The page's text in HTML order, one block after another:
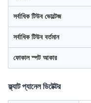
সর্বাধিক টিউব ভোল্টেজ
সর্বাধিক টিউব বর্তমান
ফোকাল স্পট আকার
ফ্ল্যাট প্যানেল ডিটেক্টর